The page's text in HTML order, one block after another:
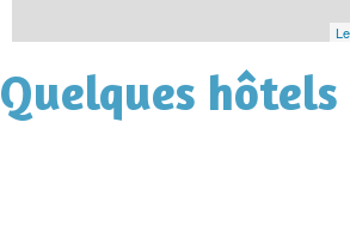
Quelques hôtels